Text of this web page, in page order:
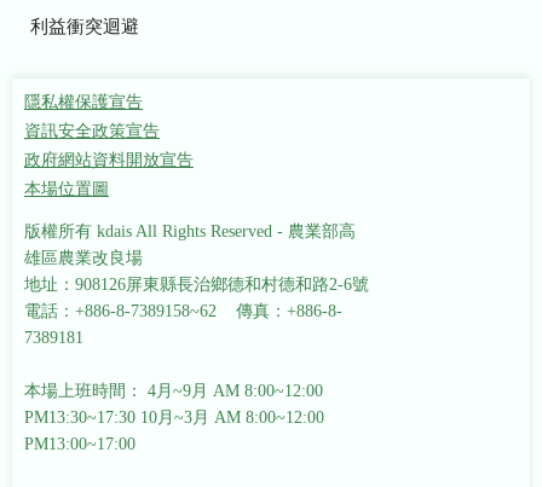
利益衝突迴避
隱私權保護宣告
資訊安全政策宣告
政府網站資料開放宣告
本場位置圖
版權所有 kdais All Rights Reserved - 農業部高
雄區農業改良場
地址：908126屏東縣長治鄉德和村德和路2-6號
電話：+886-8-7389158~62 傳真：+886-8-
7389181
本場上班時間： 4月~9月 AM 8:00~12:00
PM13:30~17:30 10月~3月 AM 8:00~12:00
PM13:00~17:00